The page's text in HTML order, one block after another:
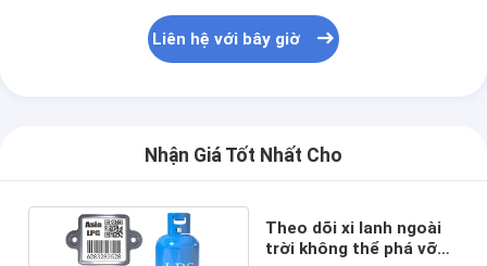
Liên hệ với bây giờ
Nhận Giá Tốt Nhất Cho
Theo dõi xi lanh ngoài
trời không thể phá vỡ